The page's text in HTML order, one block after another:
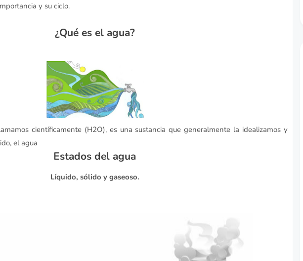
y su ciclo.
¿Qué es el agua?
científicamente (H2O), es una sustancia que generalmente la idealizamos y
el agua
Estados del agua
Líquido, sólido y gaseoso.